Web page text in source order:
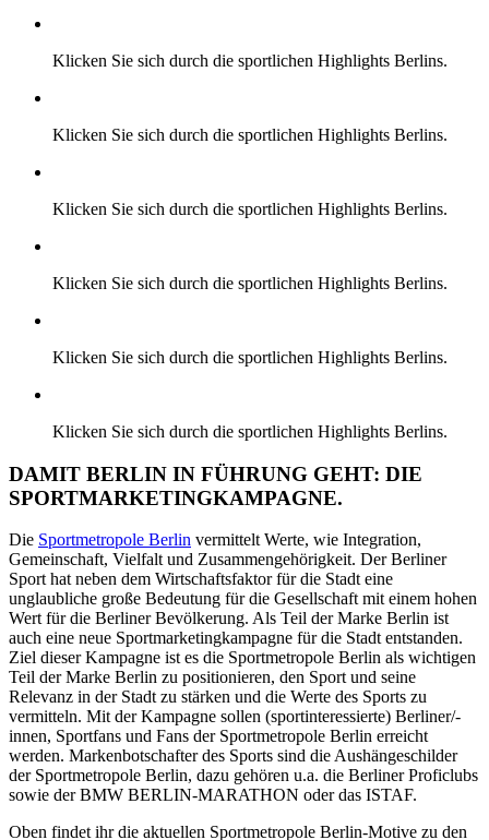
Klicken Sie sich durch die sportlichen Highlights Berlins.
Klicken Sie sich durch die sportlichen Highlights Berlins.
Klicken Sie sich durch die sportlichen Highlights Berlins.
Klicken Sie sich durch die sportlichen Highlights Berlins.
Klicken Sie sich durch die sportlichen Highlights Berlins.
Klicken Sie sich durch die sportlichen Highlights Berlins.
DAMIT BERLIN IN FÜHRUNG GEHT: DIE
SPORTMARKETING­KAMPAGNE.
Die Sportmetropole Berlin vermittelt Werte, wie Integration,
Gemeinschaft, Vielfalt und Zusammengehörigkeit. Der Berliner
Sport hat neben dem Wirtschaftsfaktor für die Stadt eine
unglaubliche große Bedeutung für die Gesellschaft mit einem hohen
Wert für die Berliner Bevölkerung. Als Teil der Marke Berlin ist
auch eine neue Sportmarketingkampagne für die Stadt entstanden.
Ziel dieser Kampagne ist es die Sportmetropole Berlin als wichtigen
Teil der Marke Berlin zu positionieren, den Sport und seine
Relevanz in der Stadt zu stärken und die Werte des Sports zu
vermitteln. Mit der Kampagne sollen (sportinteressierte) Berliner/-
innen, Sportfans und Fans der Sportmetropole Berlin erreicht
werden. Markenbotschafter des Sports sind die Aushängeschilder
der Sportmetropole Berlin, dazu gehören u.a. die Berliner Proficlubs
sowie der BMW BERLIN-MARATHON oder das ISTAF.
Oben findet ihr die aktuellen Sportmetropole Berlin-Motive zu den